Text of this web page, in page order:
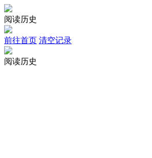
阅读历史
前往首页 清空记录
阅读历史